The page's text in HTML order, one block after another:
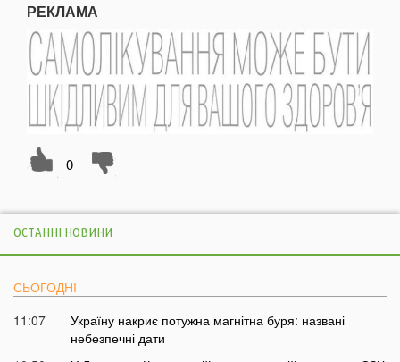
РЕКЛАМА
0
ОСТАННІ НОВИНИ
СЬОГОДНІ
11:07
Україну накриє потужна магнітна буря: названі
небезпечні дати